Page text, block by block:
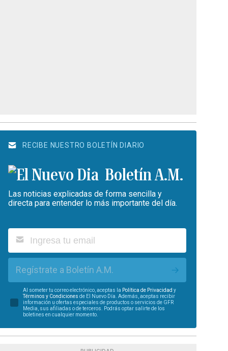
RECIBE NUESTRO BOLETÍN DIARIO
Boletín A.M.
Las noticias explicadas de forma sencilla y
directa para entender lo más importante del día.
Regístrate a Boletín A.M.
Al someter tu correo electrónico, aceptas la Política de Privacidad y
Términos y Condiciones de El Nuevo Día. Además, aceptas recibir
información u ofertas especiales de productos o servicios de GFR
Media, sus afiliadas o de terceros. Podrás optar salirte de los
boletines en cualquier momento.